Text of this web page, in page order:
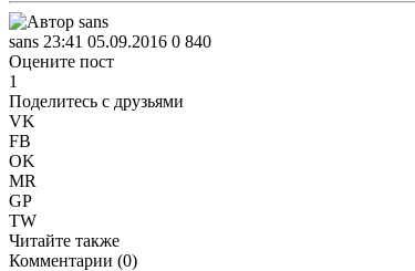
sans 23:41 05.09.2016 0 840
Оцените пост
1
Поделитесь с друзьями
VK
FB
OK
MR
GP
TW
Читайте также
Комментарии (0)